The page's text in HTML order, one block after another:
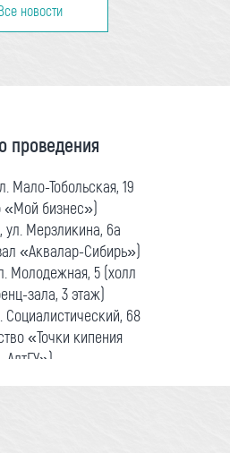
новости
проведения
Мало-Тобольская, 19
«Мой бизнес»)
ул. Мерзликина, 6а
«Аквалар-Сибирь»)
Молодежная, 5 (холл
зала, 3 этаж)
Социалистический, 68
«Точки кипения
АлтГУ»)